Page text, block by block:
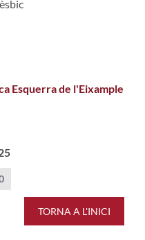
Esquerra de l'Eixample
La mitjana de les valoracions
TORNA A L'INICI